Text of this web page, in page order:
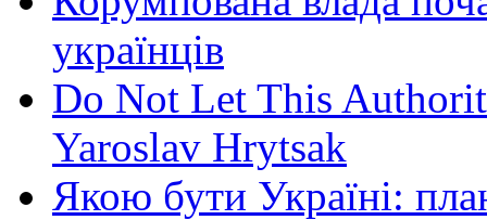
українців
Do Not Let This
Yaroslav Hrytsak
Якою бути Україні: